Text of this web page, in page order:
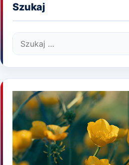
Szukaj
Szukaj: